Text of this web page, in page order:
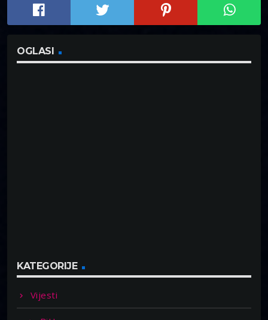
OGLASI
KATEGORIJE
Vijesti